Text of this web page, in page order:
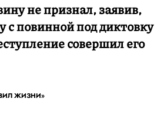
не признал, заявив,
с повинной под диктовку
совершил его
ЖИЗНИ»